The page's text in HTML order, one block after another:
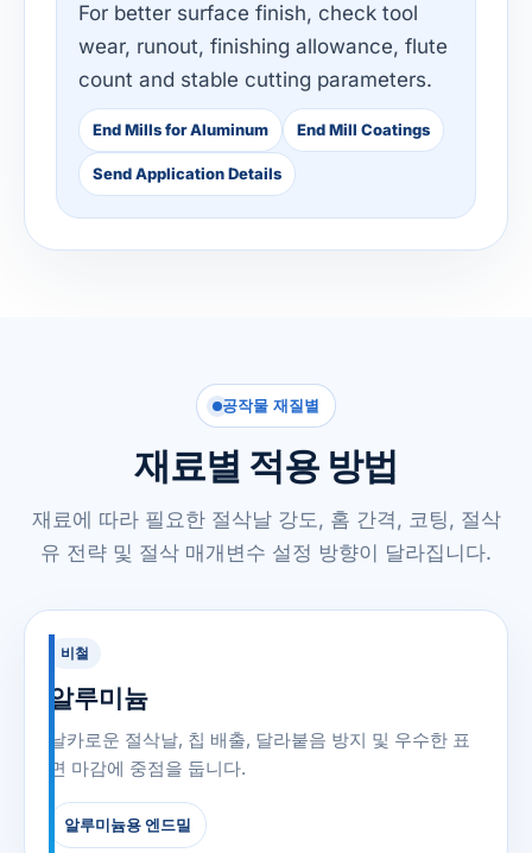
For better surface finish, check tool
wear, runout, finishing allowance, flute
count and stable cutting parameters.
End Mills for Aluminum End Mill Coatings
Send Application Details
공작물 재질별
재료별 적용 방법
재료에 따라 필요한 절삭날 강도, 홈 간격, 코팅, 절삭
유 전략 및 절삭 매개변수 설정 방향이 달라집니다.
비철
알루미늄
날카로운 절삭날, 칩 배출, 달라붙음 방지 및 우수한 표
면 마감에 중점을 둡니다.
알루미늄용 엔드밀